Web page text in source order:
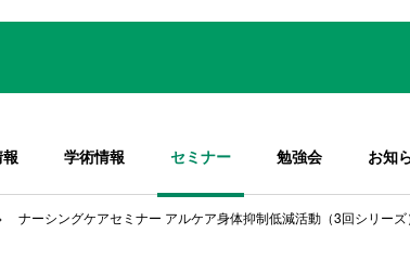
学術情報 セミナー 勉強会 お知
ナーシングケアセミナー アルケア身体抑制低減活動（3回シリー